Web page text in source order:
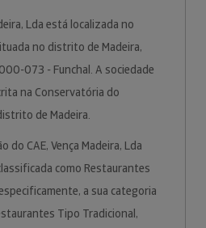
Lda está localizada no
no distrito de Madeira,
073 - Funchal. A sociedade
na Conservatória do
de Madeira.
do CAE, Vença Madeira, Lda
como Restaurantes
a sua categoria
Tipo Tradicional,